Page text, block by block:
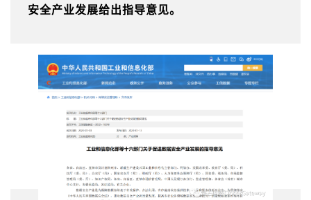
安全产业发展给出指导意见。